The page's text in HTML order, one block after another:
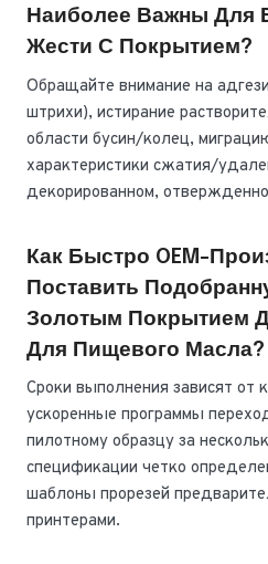
Наиболее Важны Для
Жести С Покрытием?
Обращайте внимание на
штрихи), истирание
области бусин/колец,
характеристики сжатия/
декорированном,
Как Быстро OEM-
Поставить
Золотым Покрытием
Для Пищевого Масла?
Сроки выполнения зависят от
ускоренные программы
пилотному образцу за
спецификации четко
шаблоны прорезей
принтерами.